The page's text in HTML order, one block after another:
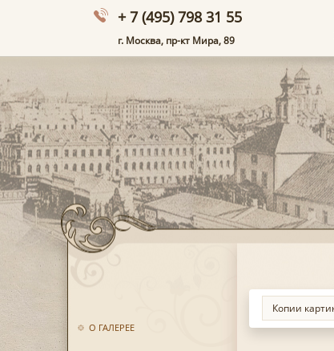
+ 7 (495) 798 31 55
г. Москва, пр-кт Мира, 89
О ГАЛЕРЕЕ